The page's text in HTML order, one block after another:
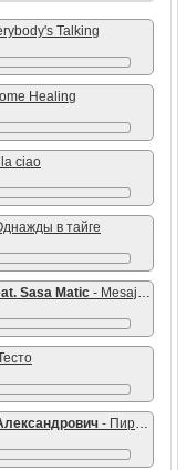
Talking
Healing
ciao
в тайге
Sasa Matic - Mesaj mala
- Пирожок с Чесноком